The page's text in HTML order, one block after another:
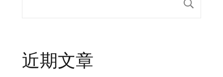
近期文章